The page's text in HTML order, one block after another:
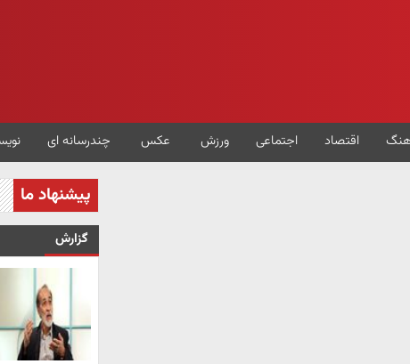
اقتصاد اجتماعی ورزش عکس چندرسانه ای
پیشنهاد ما
گزارش